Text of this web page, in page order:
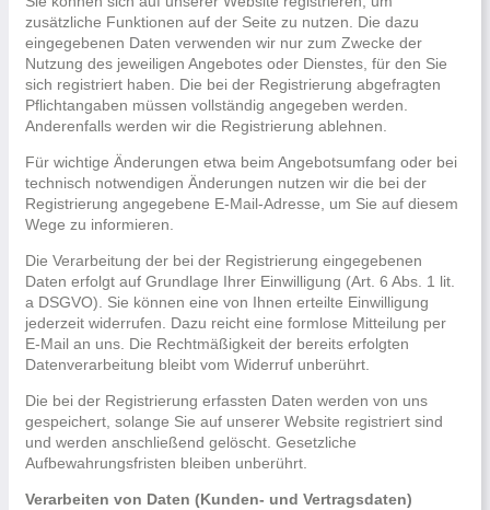
zusätzliche Funktionen auf der Seite zu nutzen. Die dazu
eingegebenen Daten verwenden wir nur zum Zwecke der
Nutzung des jeweiligen Angebotes oder Dienstes, für den Sie
sich registriert haben. Die bei der Registrierung abgefragten
Pflichtangaben müssen vollständig angegeben werden.
Anderenfalls werden wir die Registrierung ablehnen.
Für wichtige Änderungen etwa beim Angebotsumfang oder bei
technisch notwendigen Änderungen nutzen wir die bei der
Registrierung angegebene E-Mail-Adresse, um Sie auf diesem
Wege zu informieren.
Die Verarbeitung der bei der Registrierung eingegebenen
Daten erfolgt auf Grundlage Ihrer Einwilligung (Art. 6 Abs. 1 lit.
a DSGVO). Sie können eine von Ihnen erteilte Einwilligung
jederzeit widerrufen. Dazu reicht eine formlose Mitteilung per
E-Mail an uns. Die Rechtmäßigkeit der bereits erfolgten
Datenverarbeitung bleibt vom Widerruf unberührt.
Die bei der Registrierung erfassten Daten werden von uns
gespeichert, solange Sie auf unserer Website registriert sind
und werden anschließend gelöscht. Gesetzliche
Aufbewahrungsfristen bleiben unberührt.
Verarbeiten von Daten (Kunden- und Vertragsdaten)